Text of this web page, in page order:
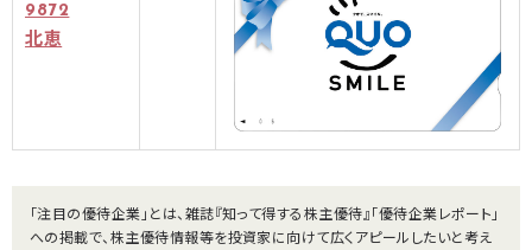
9872
北恵
「注目の優待企業」とは、雑誌『知って得する株主優待』「優待企業レポート」
への掲載で、株主優待情報等を投資家に向けて広くアピールしたいと考え